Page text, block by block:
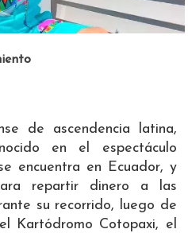
de ascendencia latina,
en el espectáculo
se encuentra en Ecuador, y
repartir dinero a las
su recorrido, luego de
Kartódromo Cotopaxi, el